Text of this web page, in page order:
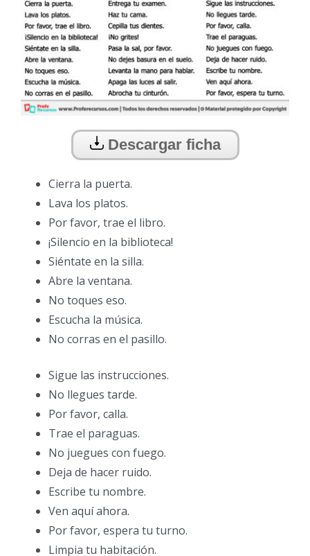
Descargar ficha
Cierra la puerta.
Lava los platos.
Por favor, trae el libro.
¡Silencio en la biblioteca!
Siéntate en la silla.
Abre la ventana.
No toques eso.
Escucha la música.
No corras en el pasillo.
Sigue las instrucciones.
No llegues tarde.
Por favor, calla.
Trae el paraguas.
No juegues con fuego.
Deja de hacer ruido.
Escribe tu nombre.
Ven aquí ahora.
Por favor, espera tu turno.
Limpia tu habitación.